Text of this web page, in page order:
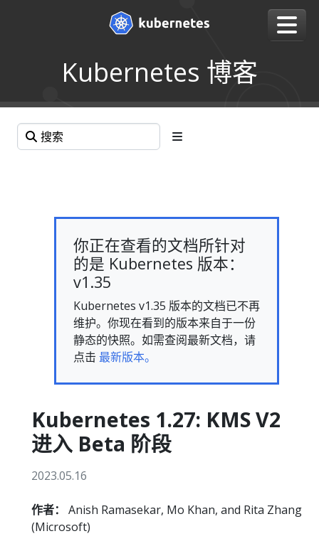
Kubernetes 博客
你正在查看的文档所针对
的是 Kubernetes 版本：
v1.35
Kubernetes v1.35 版本的文档已不再
维护。你现在看到的版本来自于一份
静态的快照。如需查阅最新文档，请
点击 最新版本。
Kubernetes 1.27: KMS V2
进入 Beta 阶段
2023.05.16
作者：
Anish Ramasekar, Mo Khan, and Rita Zhang
(Microsoft)